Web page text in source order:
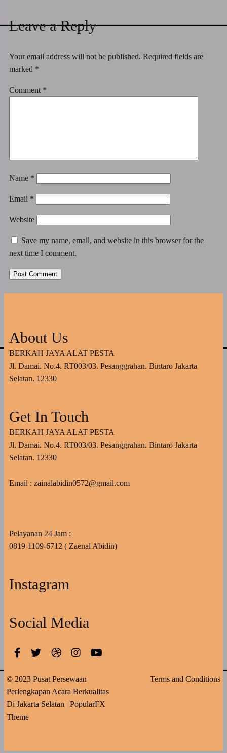
Leave a Reply
Your email address will not be published. Required fields are
marked *
Comment *
Name *
Email *
Website
Save my name, email, and website in this browser for the
next time I comment.
About Us
BERKAH JAYA ALAT PESTA
Jl. Damai. No.4. RT003/03. Pesanggrahan. Bintaro Jakarta
Selatan. 12330
Get In Touch
BERKAH JAYA ALAT PESTA
Jl. Damai. No.4. RT003/03. Pesanggrahan. Bintaro Jakarta
Selatan. 12330
Email : zainalabidin0572@gmail.com
Pelayanan 24 Jam :
0819-1109-6712 ( Zaenal Abidin)
Instagram
Social Media
© 2023 Pusat Persewaan
Perlengkapan Acara Berkualitas
Di Jakarta Selatan | PopularFX
Theme
Terms and Conditions